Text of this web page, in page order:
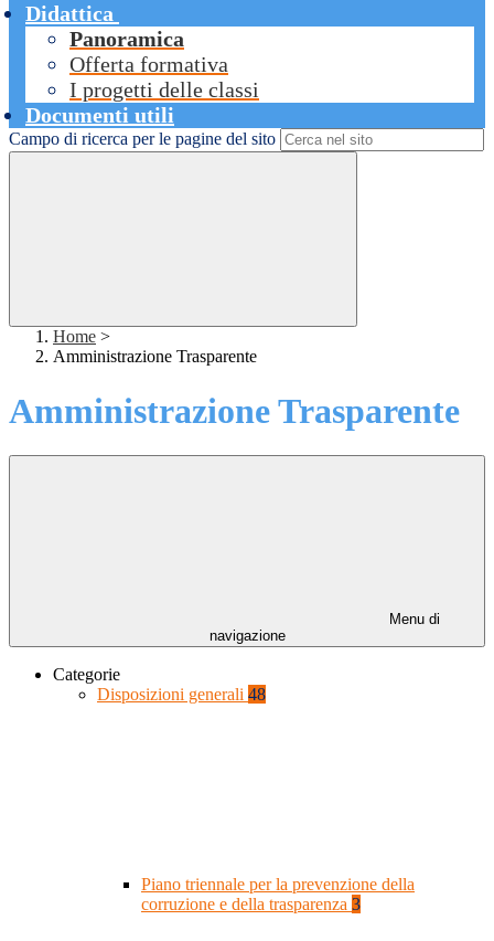
Didattica
Panoramica
Offerta formativa
I progetti delle classi
Documenti utili
Campo di ricerca per le pagine del sito
Home >
Amministrazione Trasparente
Amministrazione Trasparente
Menu di
navigazione
Categorie
Disposizioni generali 48
Piano triennale per la prevenzione della
corruzione e della trasparenza 3